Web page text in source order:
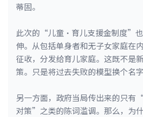
蒂固。
此次的“儿童·育儿支援金制度”
伸。从包括单身者和无子女家庭在
征收，分发给育儿家庭。这既不是
策。只是将过去失败的模型换个名
另一方面，政府当局传出来的只
对策”之类的陈词滥调。那么，为